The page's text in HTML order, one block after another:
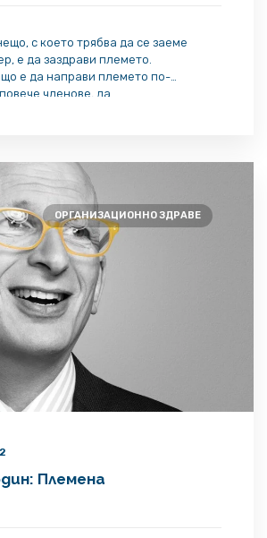
с което трябва да се заеме
е да заздрави племето.
е да направи племето по-
членове, да
и емоция, процъфтява.
ОРГАНИЗАЦИОННО ЗДРАВЕ
Племена